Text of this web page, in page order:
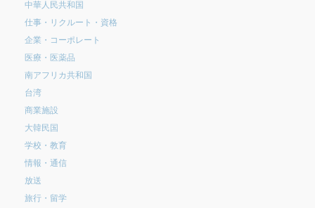
中華人民共和国
仕事・リクルート・資格
企業・コーポレート
医療・医薬品
南アフリカ共和国
台湾
商業施設
大韓民国
学校・教育
情報・通信
放送
旅行・留学